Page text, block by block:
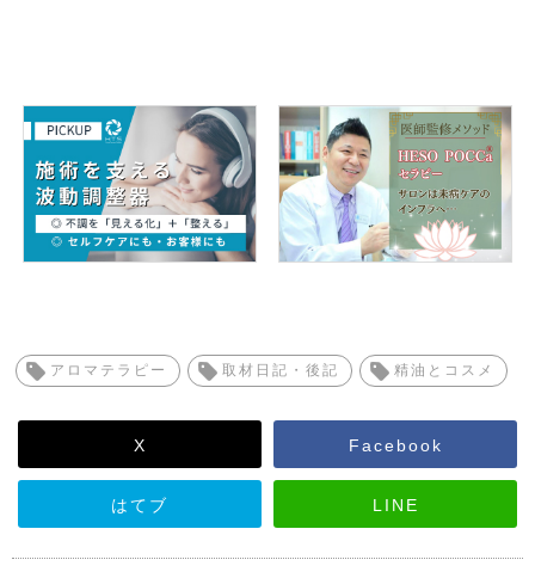
アロマテラピー 取材日記・後記 精油とコスメ
X Facebook
はてブ LINE